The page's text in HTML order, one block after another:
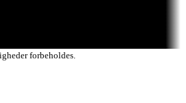
forbeholdes.